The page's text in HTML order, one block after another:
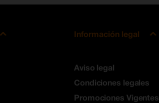
Información legal
Aviso legal
Condiciones legales
Promociones Vigentes